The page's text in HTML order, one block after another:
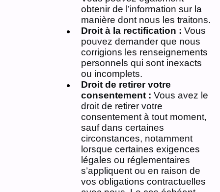
obtenir de l’information sur la
manière dont nous les traitons.
Droit à la rectification : Vous
pouvez demander que nous
corrigions les renseignements
personnels qui sont inexacts
ou incomplets.
Droit de retirer votre
consentement : Vous avez le
droit de retirer votre
consentement à tout moment,
sauf dans certaines
circonstances, notamment
lorsque certaines exigences
légales ou réglementaires
s’appliquent ou en raison de
vos obligations contractuelles